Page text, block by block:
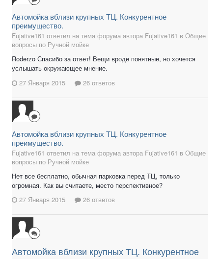
Автомойка вблизи крупных ТЦ. Конкурентное
преимущество.
Fujative161 ответил на тема форума автора Fujative161 в Общие
вопросы по Ручной мойке
Roderzo Спасибо за ответ! Вещи вроде понятные, но хочется
услышать окружающее мнение.
27 Января 2015
26 ответов
Автомойка вблизи крупных ТЦ. Конкурентное
преимущество.
Fujative161 ответил на тема форума автора Fujative161 в Общие
вопросы по Ручной мойке
Нет все бесплатно, обычная парковка перед ТЦ, только
огромная. Как вы считаете, место перспективное?
27 Января 2015
26 ответов
Автомойка вблизи крупных ТЦ. Конкурентное